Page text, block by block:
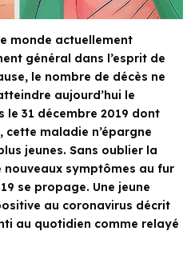
monde actuellement
général dans l’esprit de
le nombre de décès ne
aujourd’hui le
le 31 décembre 2019 dont
cette maladie n’épargne
jeunes. Sans oublier la
nouveaux symptômes au fur
se propage. Une jeune
au coronavirus décrit
au quotidien comme relayé